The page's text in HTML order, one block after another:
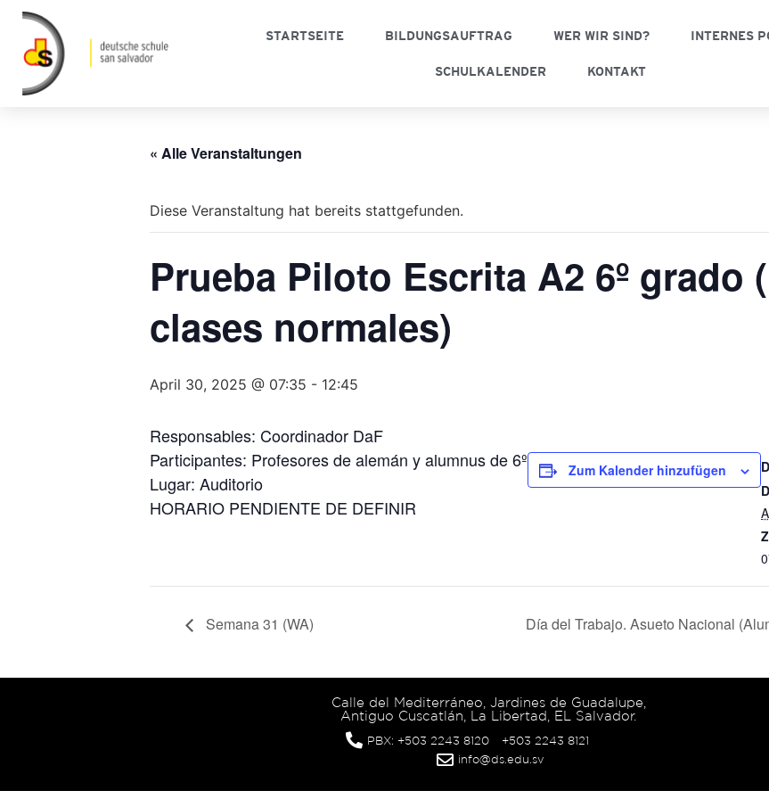
STARTSEITE BILDUNGSAUFTRAG WER WIR SIND? INTERNES
SCHULKALENDER KONTAKT
« Alle Veranstaltungen
Diese Veranstaltung hat bereits stattgefunden.
Prueba Piloto Escrita A2 6º grado
clases normales)
April 30, 2025 @ 07:35 - 12:45
Responsables: Coordinador DaF
Participantes: Profesores de alemán y alumnus de 6º
Lugar: Auditorio
HORARIO PENDIENTE DE DEFINIR
Zum Kalender hinzufügen
Semana 31 (WA) Día del Trabajo. Asueto Nacional
Calle del Mediterráneo, Jardines de Guadalupe,
Antiguo Cuscatlán, La Libertad, EL Salvador.
PBX: +503 2243 8120
+503 2243 8121
info@ds.edu.sv